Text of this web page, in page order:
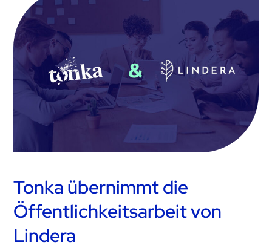
Tonka übernimmt die
Öffentlichkeitsarbeit von
Lindera